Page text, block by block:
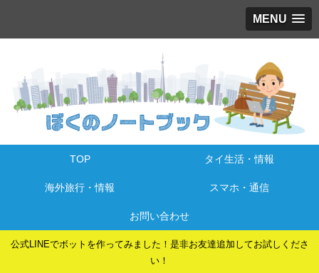
MENU
TOP タイ生活・情報
海外旅行・情報 スマホ・通信
お問い合わせ
公式LINEでボットを作ってみました！是非お友達追加してお試しくださ
い！